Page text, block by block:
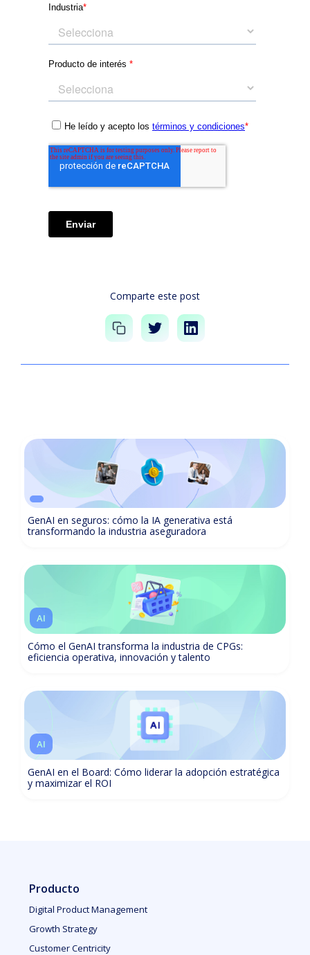
Comparte este post
GenAI en seguros: cómo la IA generativa está
transformando la industria aseguradora
AI
Cómo el GenAI transforma la industria de CPGs:
eficiencia operativa, innovación y talento
AI
GenAI en el Board: Cómo liderar la adopción estratégica
y maximizar el ROI
Producto
Digital Product Management
Growth Strategy
Customer Centricity